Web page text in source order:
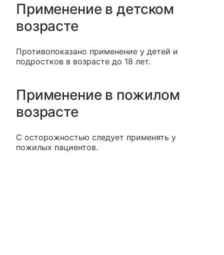
Применение в детском
возрасте
Противопоказано применение у детей и
подростков в возрасте до 18 лет.
Применение в пожилом
возрасте
С осторожностью следует применять у
пожилых пациентов.